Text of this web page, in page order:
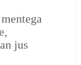
jus